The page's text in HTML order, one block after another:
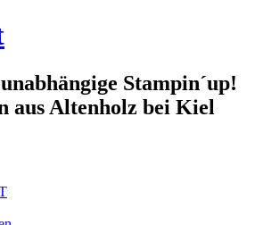
Stampin´up!
aus Altenholz bei Kiel